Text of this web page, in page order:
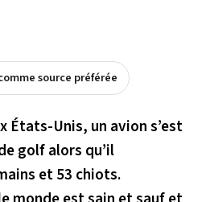
source préférée
États-Unis, un avion s’est
golf alors qu’il
et 53 chiots.